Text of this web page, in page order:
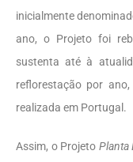
inicialmente
ano, o Projeto foi
sustenta até à
reflorestação por
realizada em Portugal.
Assim, o Projeto Planta